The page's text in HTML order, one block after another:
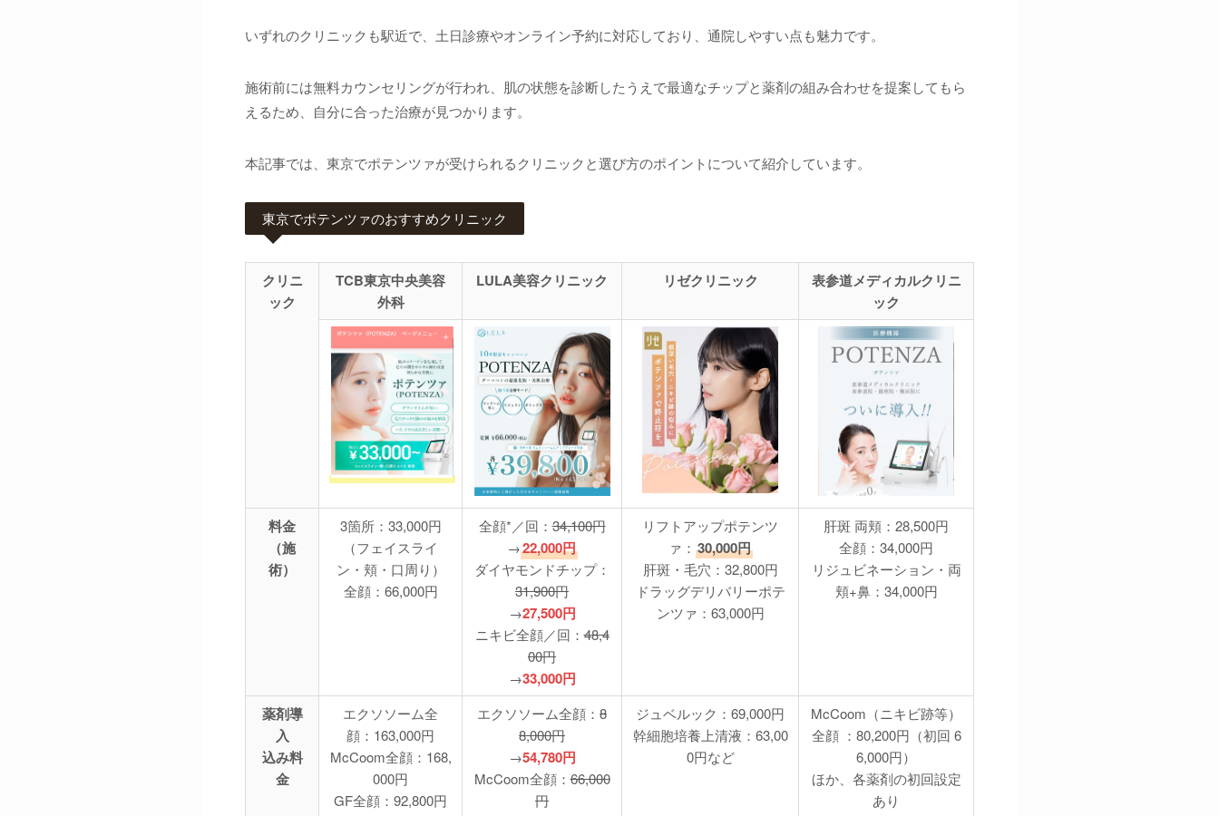
いずれのクリニックも駅近で、土日診療やオンライン予約に対応しており、通院しやすい点も魅力です。
施術前には無料カウンセリングが行われ、肌の状態を診断したうえで最適なチップと薬剤の組み合わせを提案してもら
えるため、自分に合った治療が見つかります。
本記事では、東京でポテンツァが受けられるクリニックと選び方のポイントについて紹介しています。
東京でポテンツァのおすすめクリニック
クリニ
ック
TCB東京中央美容
外科
LULA美容クリニック リゼクリニック
表参道メディカルクリニ
ック
料金
（施
術）
3箇所：33,000円
（フェイスライ
ン・頬・口周り）
全顔：66,000円
全顔*／回：34,100円
→22,000円
ダイヤモンドチップ：
31,900円
→27,500円
ニキビ全顔／回：48,4
00円
→33,000円
リフトアップポテンツ
ァ： 30,000円
肝斑・毛穴：32,800円
ドラッグデリバリーポテ
ンツァ：63,000円
肝斑 両頬：28,500円
全顔：34,000円
リジュビネーション・両
頬+鼻：34,000円
薬剤導
入
込み料
金
エクソソーム全
顔：163,000円
McCoom全顔：168,
000円
GF全顔：92,800円
エクソソーム全顔： 8
8,000円
→54,780円
McCoom全顔：66,000
円
ジュベルック：69,000円
幹細胞培養上清液：63,00
0円など
McCoom（ニキビ跡等）
全顔 ：80,200円（初回 6
6,000円）
ほか、各薬剤の初回設定
あり